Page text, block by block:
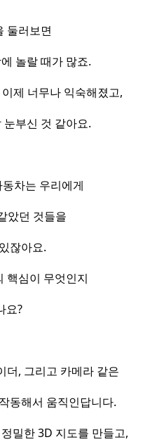
둘러보면
놀랄 때가 많죠.
제 너무나 익숙해졌고,
부신 것 같아요.
차는 우리에게
았던 것들을
잖아요.
핵심이 무엇인지
요?
더, 그리고 카메라 같은
동해서 움직인답니다.
밀한 3D 지도를 만들고,